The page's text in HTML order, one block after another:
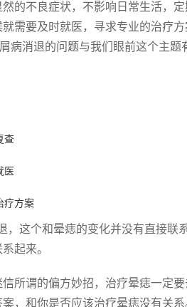
的不良症状，不影响日常生活，
需要及时就医，寻求专业的治疗
病消退的问题与我们眼前这个主
查
医
疗方案
，这个和晕痣的变化并没有直接
起来。
所谓的偏方妙招，治疗晕痣一定
，和你是否应该治疗晕痣没有关